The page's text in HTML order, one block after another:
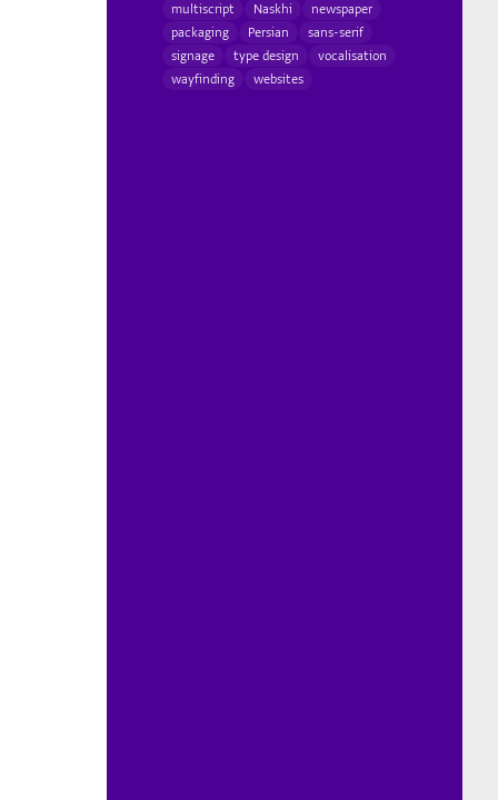
multiscript
Naskhi
newspaper
packaging
Persian
sans-serif
signage
type design
vocalisation
wayfinding
websites